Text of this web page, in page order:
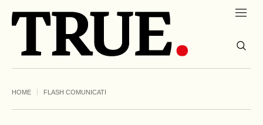
HOME FLASH COMUNICATI